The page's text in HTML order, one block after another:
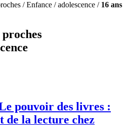
/Enfance / adolescence / 16 ans
pouvoir des livres :
de la lecture chez